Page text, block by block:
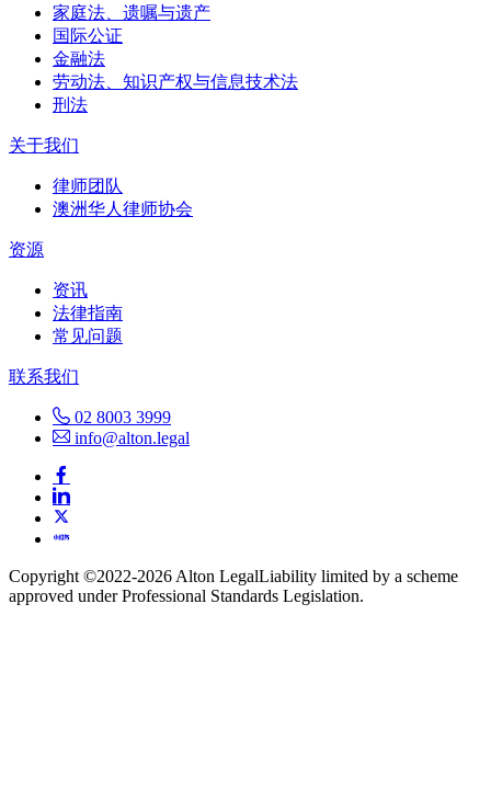
家庭法、遗嘱与遗产
国际公证
金融法
劳动法、知识产权与信息技术法
刑法
关于我们
律师团队
澳洲华人律师协会
资源
资讯
法律指南
常见问题
联系我们
02 8003 3999
info@alton.legal
Copyright ©️2022-2026 Alton LegalLiability limited by a scheme
approved under Professional Standards Legislation.